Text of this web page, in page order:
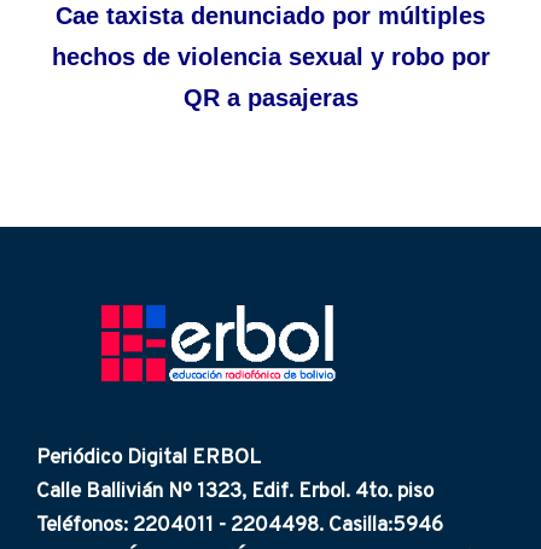
Cae taxista denunciado por múltiples
hechos de violencia sexual y robo por
QR a pasajeras
Periódico Digital ERBOL
Calle Ballivián Nº 1323, Edif. Erbol. 4to. piso
Teléfonos: 2204011 - 2204498. Casilla:5946